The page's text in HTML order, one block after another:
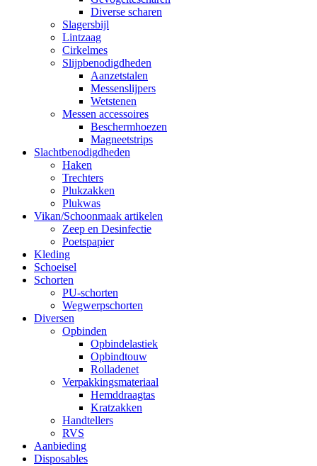
Diverse scharen
Slagersbijl
Lintzaag
Cirkelmes
Slijpbenodigdheden
Aanzetstalen
Messenslijpers
Wetstenen
Messen accessoires
Beschermhoezen
Magneetstrips
Slachtbenodigdheden
Haken
Trechters
Plukzakken
Plukwas
Vikan/Schoonmaak artikelen
Zeep en Desinfectie
Poetspapier
Kleding
Schoeisel
Schorten
PU-schorten
Wegwerpschorten
Diversen
Opbinden
Opbindelastiek
Opbindtouw
Rolladenet
Verpakkingsmateriaal
Hemddraagtas
Kratzakken
Handtellers
RVS
Aanbieding
Disposables